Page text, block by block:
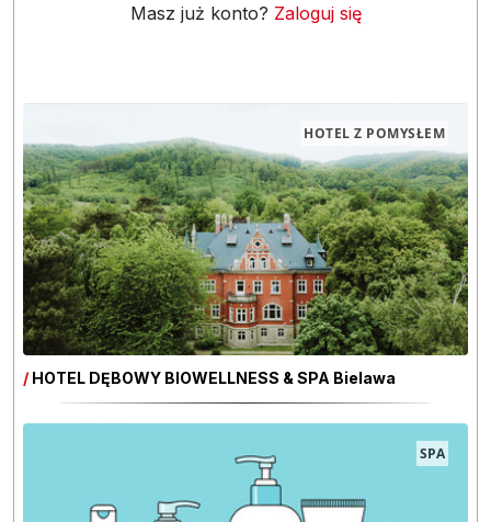
Masz już konto? Zaloguj się
HOTEL Z POMYSŁEM
/ HOTEL DĘBOWY BIOWELLNESS & SPA Bielawa
SPA